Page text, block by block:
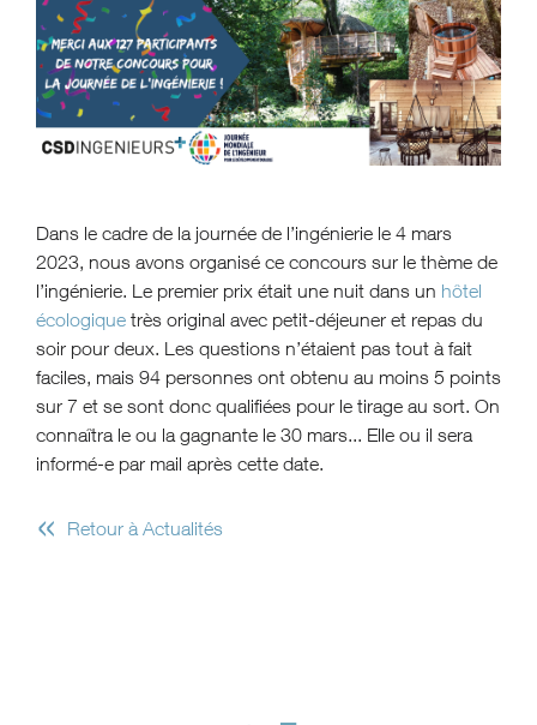
Dans le cadre de la journée de l’ingénierie le 4 mars
2023, nous avons organisé ce concours sur le thème de
l’ingénierie. Le premier prix était une nuit dans un hôtel
écologique très original avec petit-déjeuner et repas du
soir pour deux. Les questions n’étaient pas tout à fait
faciles, mais 94 personnes ont obtenu au moins 5 points
sur 7 et se sont donc qualifiées pour le tirage au sort. On
connaîtra le ou la gagnante le 30 mars... Elle ou il sera
informé-e par mail après cette date.
« Retour à Actualités